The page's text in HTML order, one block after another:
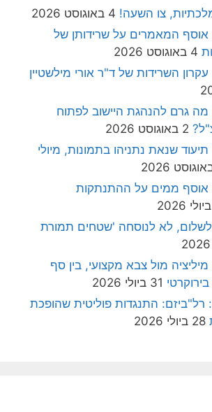
צו השעה! 4 באוגוסט 2026
אוסף המאמרים על שרידותן של
4 באוגוסט 2026
השרידות של ד"ר אורי מילשטיין
מה גרם להנהגת היישוב לפתוח
2 באוגוסט 2026
שנאת נתניהו בתמונות, מיולי
אוסף ממים על ההתנתקות
לשלום, לא לנוסחה 'שטחים תמורת
מול צבא מקצועי, בין סף
31 ביולי 2026
התנגדות פוליטית שהופכת
28 ביולי 2026